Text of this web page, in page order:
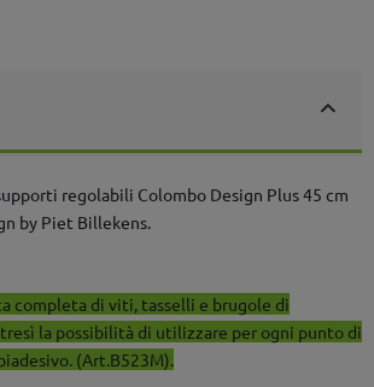
regolabili Colombo Design Plus 45 cm
by Piet Billekens.
completa di viti, tasselli e brugole di
la possibilità di utilizzare per ogni punto di
(Art.B523M).